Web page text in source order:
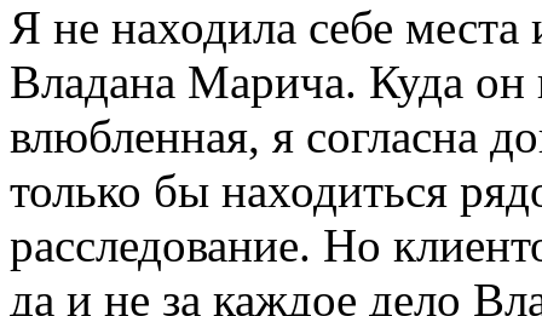
Я не находила себе места
Владана Марича. Куда он
влюбленная, я согласна
только бы находиться
расследование. Но
да и не за каждое дело